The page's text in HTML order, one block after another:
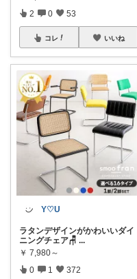
2 0 53
コレ いいね
Y♡U
ラタンデザインがかわいいダイ
ニングチェア🪑 ...
￥ 7,980～
0 1 372